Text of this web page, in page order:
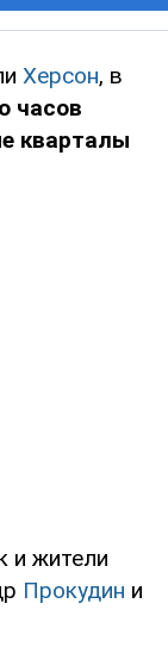
Херсон, в
часов
кварталы
и жители
Прокудин и